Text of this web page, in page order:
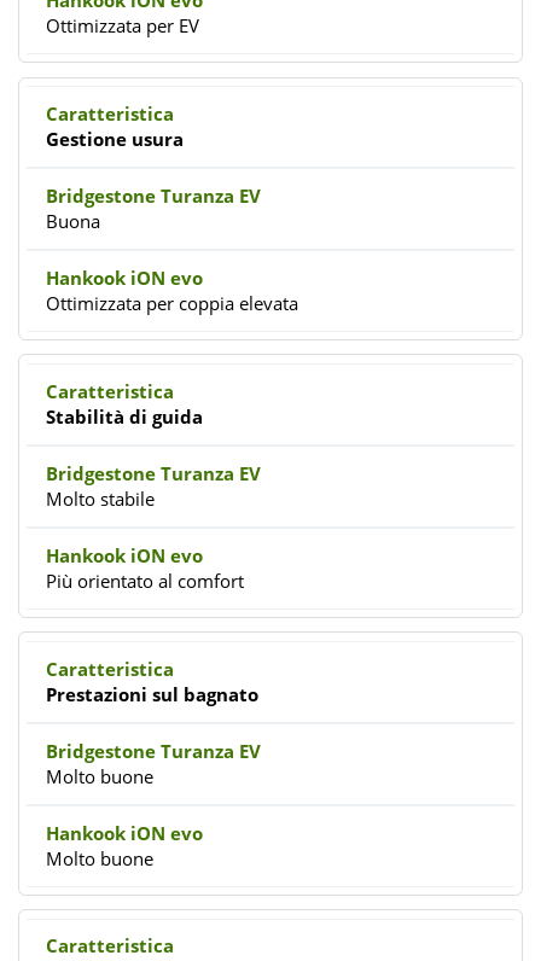
Ottimizzata per EV
Gestione usura
Buona
Ottimizzata per coppia elevata
Stabilità di guida
Molto stabile
Più orientato al comfort
Prestazioni sul bagnato
Molto buone
Molto buone